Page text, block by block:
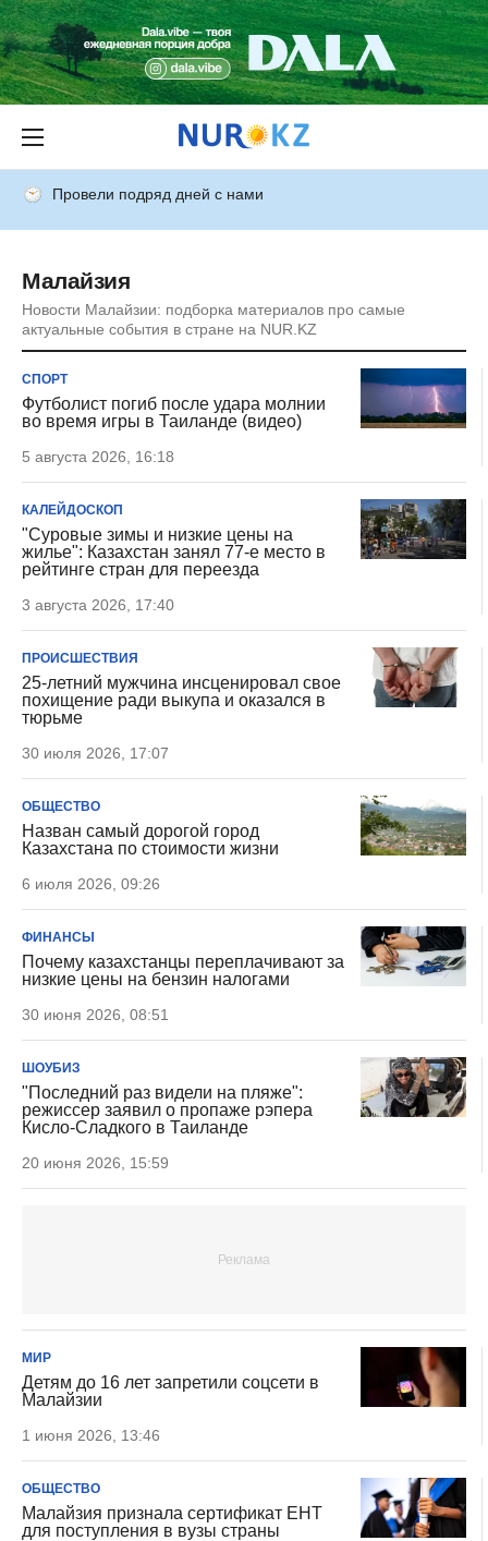
Провели подряд дней с нами
Малайзия
Новости Малайзии: подборка материалов про самые
актуальные события в стране на NUR.KZ
СПОРТ
Футболист погиб после удара молнии
во время игры в Таиланде (видео)
5 августа 2026, 16:18
КАЛЕЙДОСКОП
"Суровые зимы и низкие цены на
жилье": Казахстан занял 77-е место в
рейтинге стран для переезда
3 августа 2026, 17:40
ПРОИСШЕСТВИЯ
25-летний мужчина инсценировал свое
похищение ради выкупа и оказался в
тюрьме
30 июля 2026, 17:07
ОБЩЕСТВО
Назван самый дорогой город
Казахстана по стоимости жизни
6 июля 2026, 09:26
ФИНАНСЫ
Почему казахстанцы переплачивают за
низкие цены на бензин налогами
30 июня 2026, 08:51
ШОУБИЗ
"Последний раз видели на пляже":
режиссер заявил о пропаже рэпера
Кисло-Сладкого в Таиланде
20 июня 2026, 15:59
МИР
Детям до 16 лет запретили соцсети в
Малайзии
1 июня 2026, 13:46
ОБЩЕСТВО
Малайзия признала сертификат ЕНТ
для поступления в вузы страны